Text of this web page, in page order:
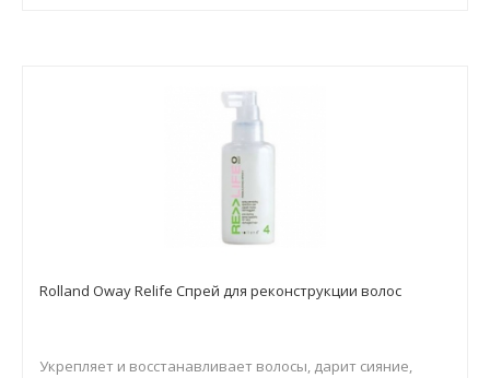
Rolland Oway Relife Спрей для реконструкции волос
Укрепляет и восстанавливает волосы, дарит сияние,